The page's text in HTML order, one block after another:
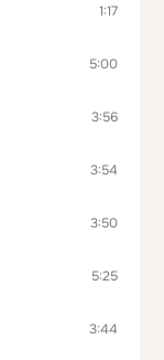
1:17
5:00
3:56
3:54
3:50
5:25
3:44